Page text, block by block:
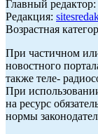
Главный
Редакция:
Возрастная
При частичном
новостного
также теле-
При
на ресурс
нормы